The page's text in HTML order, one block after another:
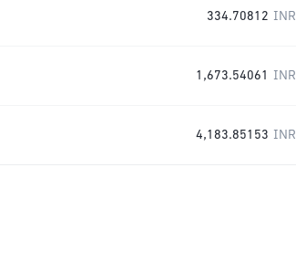
334.70812 INR
1,673.54061 INR
4,183.85153 INR